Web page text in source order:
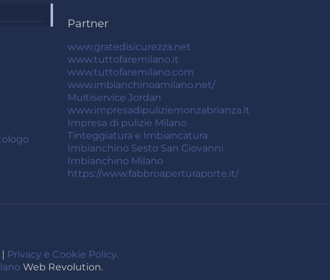
Partner
www.gratedisicurezza.net
www.tuttofaremilano.it
www.tuttofaremilano.com
www.imbianchinoamilano.net/
Multiservice Jordan
www.impresadipuliziemonzabrianza.it
Impresa di pulizie Milano
Tinteggiatura e Imbiancatura
Imbianchino Sesto San Giovanni
Imbianchino Milano
https://www.fabbroaperturaporte.it/
| Privacy e Cookie Policy.
Web Revolution.